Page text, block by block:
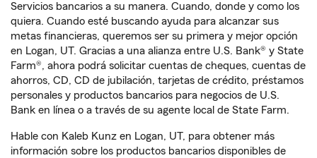
Servicios bancarios a su manera. Cuando, donde y como los
quiera. Cuando esté buscando ayuda para alcanzar sus
metas financieras, queremos ser su primera y mejor opción
en Logan, UT. Gracias a una alianza entre U.S. Bank® y State
Farm®, ahora podrá solicitar cuentas de cheques, cuentas de
ahorros, CD, CD de jubilación, tarjetas de crédito, préstamos
personales y productos bancarios para negocios de U.S.
Bank en línea o a través de su agente local de State Farm.
Hable con Kaleb Kunz en Logan, UT, para obtener más
información sobre los productos bancarios disponibles de